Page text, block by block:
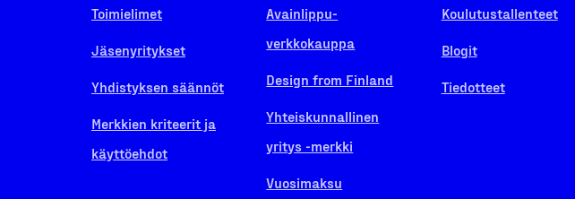
Toimielimet
Jäsenyritykset
Yhdistyksen säännöt
Merkkien kriteerit ja
käyttöehdot
Avainlippu-
verkkokauppa
Design from Finland
Yhteiskunnallinen
yritys -merkki
Vuosimaksu
Koulutustallenteet
Blogit
Tiedotteet